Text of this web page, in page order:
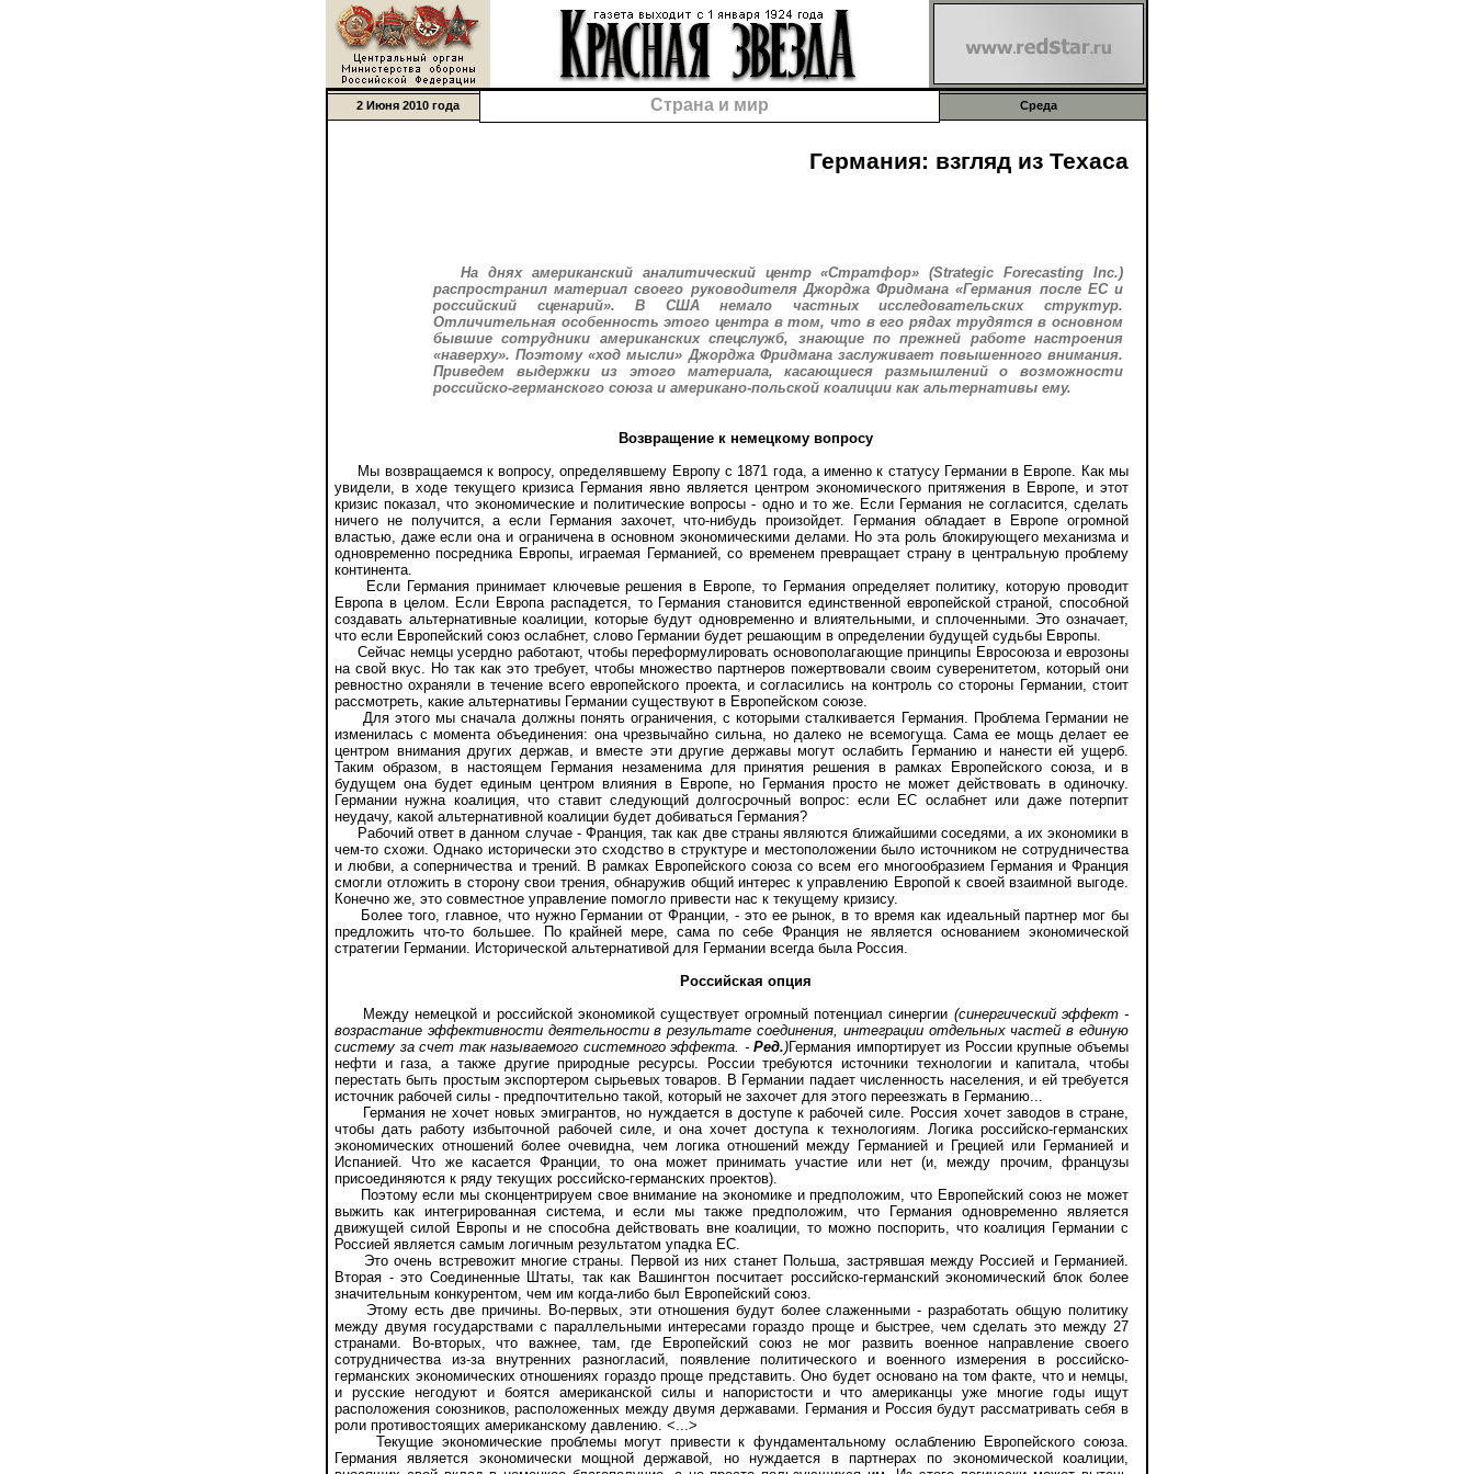
2 Июня 2010 года Страна и мир Среда
Германия: взгляд из Техаса
На днях американский аналитический центр «Стратфор» (Strategic Forecasting Inc.)
распространил материал своего руководителя Джорджа Фридмана «Германия после ЕС и
российский сценарий». В США немало частных исследовательских структур.
Отличительная особенность этого центра в том, что в его рядах трудятся в основном
бывшие сотрудники американских спецслужб, знающие по прежней работе настроения
«наверху». Поэтому «ход мысли» Джорджа Фридмана заслуживает повышенного внимания.
Приведем выдержки из этого материала, касающиеся размышлений о возможности
российско-германского союза и американо-польской коалиции как альтернативы ему.
Возвращение к немецкому вопросу
Мы возвращаемся к вопросу, определявшему Европу с 1871 года, а именно к статусу Германии в Европе. Как мы
увидели, в ходе текущего кризиса Германия явно является центром экономического притяжения в Европе, и этот
кризис показал, что экономические и политические вопросы - одно и то же. Если Германия не согласится, сделать
ничего не получится, а если Германия захочет, что-нибудь произойдет. Германия обладает в Европе огромной
властью, даже если она и ограничена в основном экономическими делами. Но эта роль блокирующего механизма и
одновременно посредника Европы, играемая Германией, со временем превращает страну в центральную проблему
континента.
Если Германия принимает ключевые решения в Европе, то Германия определяет политику, которую проводит
Европа в целом. Если Европа распадется, то Германия становится единственной европейской страной, способной
создавать альтернативные коалиции, которые будут одновременно и влиятельными, и сплоченными. Это означает,
что если Европейский союз ослабнет, слово Германии будет решающим в определении будущей судьбы Европы.
Сейчас немцы усердно работают, чтобы переформулировать основополагающие принципы Евросоюза и еврозоны
на свой вкус. Но так как это требует, чтобы множество партнеров пожертвовали своим суверенитетом, который они
ревностно охраняли в течение всего европейского проекта, и согласились на контроль со стороны Германии, стоит
рассмотреть, какие альтернативы Германии существуют в Европейском союзе.
Для этого мы сначала должны понять ограничения, с которыми сталкивается Германия. Проблема Германии не
изменилась с момента объединения: она чрезвычайно сильна, но далеко не всемогуща. Сама ее мощь делает ее
центром внимания других держав, и вместе эти другие державы могут ослабить Германию и нанести ей ущерб.
Таким образом, в настоящем Германия незаменима для принятия решения в рамках Европейского союза, и в
будущем она будет единым центром влияния в Европе, но Германия просто не может действовать в одиночку.
Германии нужна коалиция, что ставит следующий долгосрочный вопрос: если ЕС ослабнет или даже потерпит
неудачу, какой альтернативной коалиции будет добиваться Германия?
Рабочий ответ в данном случае - Франция, так как две страны являются ближайшими соседями, а их экономики в
чем-то схожи. Однако исторически это сходство в структуре и местоположении было источником не сотрудничества
и любви, а соперничества и трений. В рамках Европейского союза со всем его многообразием Германия и Франция
смогли отложить в сторону свои трения, обнаружив общий интерес к управлению Европой к своей взаимной выгоде.
Конечно же, это совместное управление помогло привести нас к текущему кризису.
Более того, главное, что нужно Германии от Франции, - это ее рынок, в то время как идеальный партнер мог бы
предложить что-то большее. По крайней мере, сама по себе Франция не является основанием экономической
стратегии Германии. Исторической альтернативой для Германии всегда была Россия.
Российская опция
Между немецкой и российской экономикой существует огромный потенциал синергии (синергический эффект -
возрастание эффективности деятельности в результате соединения, интеграции отдельных частей в единую
систему за счет так называемого системного эффекта. -Ред.)Германия импортирует из России крупные объемы
нефти и газа, а также другие природные ресурсы. России требуются источники технологии и капитала, чтобы
перестать быть простым экспортером сырьевых товаров. В Германии падает численность населения, и ей требуется
источник рабочей силы - предпочтительно такой, который не захочет для этого переезжать в Германию...
Германия не хочет новых эмигрантов, но нуждается в доступе к рабочей силе. Россия хочет заводов в стране,
чтобы дать работу избыточной рабочей силе, и она хочет доступа к технологиям. Логика российско-германских
экономических отношений более очевидна, чем логика отношений между Германией и Грецией или Германией и
Испанией. Что же касается Франции, то она может принимать участие или нет (и, между прочим, французы
присоединяются к ряду текущих российско-германских проектов).
Поэтому если мы сконцентрируем свое внимание на экономике и предположим, что Европейский союз не может
выжить как интегрированная система, и если мы также предположим, что Германия одновременно является
движущей силой Европы и не способна действовать вне коалиции, то можно поспорить, что коалиция Германии с
Россией является самым логичным результатом упадка ЕС.
Это очень встревожит многие страны. Первой из них станет Польша, застрявшая между Россией и Германией.
Вторая - это Соединенные Штаты, так как Вашингтон посчитает российско-германский экономический блок более
значительным конкурентом, чем им когда-либо был Европейский союз.
Этому есть две причины. Во-первых, эти отношения будут более слаженными - разработать общую политику
между двумя государствами с параллельными интересами гораздо проще и быстрее, чем сделать это между 27
странами. Во-вторых, что важнее, там, где Европейский союз не мог развить военное направление своего
сотрудничества из-за внутренних разногласий, появление политического и военного измерения в российско-
германских экономических отношениях гораздо проще представить. Оно будет основано на том факте, что и немцы,
и русские негодуют и боятся американской силы и напористости и что американцы уже многие годы ищут
расположения союзников, расположенных между двумя державами. Германия и Россия будут рассматривать себя в
роли противостоящих американскому давлению. <...>
Текущие экономические проблемы могут привести к фундаментальному ослаблению Европейского союза.
Германия является экономически мощной державой, но нуждается в партнерах по экономической коалиции,